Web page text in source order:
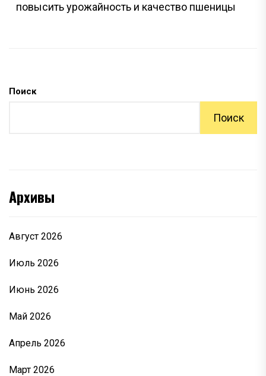
повысить урожайность и качество пшеницы
Поиск
Поиск
Архивы
Август 2026
Июль 2026
Июнь 2026
Май 2026
Апрель 2026
Март 2026